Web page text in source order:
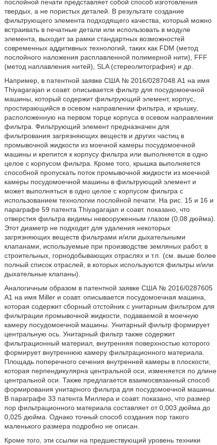
послойной печати представляет собой способ изготовления
твердых, а не пористых деталей. В результате создание
фильтрующего элемента подходящего качества, который можно
встраивать в печатные детали или использовать в модуле
элемента, выходит за рамки стандартных возможностей
современных аддитивных технологий, таких как FDM (метод
послойного наложения расплавленной полимерной нити), FFF
(метод наплавления нитей), SLA (стереолитография) и др.
Например, в патентной заявке США № 2016/0287048 A1 на имя
Thiyagarajan и соавт. описывается фильтр для посудомоечной
машины, который содержит фильтрующий элемент, корпус,
простирающийся в осевом направлении фильтра, и крышку,
расположенную на первом торце корпуса в осевом направлении
фильтра. Фильтрующий элемент предназначен для
фильтрования загрязняющих веществ и других частиц в
промывочной жидкости из моечной камеры посудомоечной
машины и крепится к корпусу фильтра или выполняется в одно
целое с корпусом фильтра. Кроме того, крышка выполняется
способной пропускать поток промывочной жидкости из моечной
камеры посудомоечной машины в фильтрующий элемент и
может выполняться в одно целое с корпусом фильтра с
использованием технологии послойной печати. На рис. 15 и 16 и
параграфе 59 патента Thiyagarajan и соавт. показано, что
отверстия фильтра видимы невооруженным глазом (0,08 дюйма).
Этот диаметр не подходит для удаления некоторых
загрязняющих веществ фильтрами и/или дыхательными
клапанами, используемые при производстве земляных работ, в
строительных, горнодобывающих отраслях и т.п. (см. выше более
полный список отраслей, в которых используются фильтры и/или
дыхательные клапаны).
Аналогичным образом в патентной заявке США № 2016/0287605
A1 на имя Miller и соавт. описывается посудомоечная машина,
которая содержит сборный отстойник с унитарным фильтром для
фильтрации промывочной жидкости, подаваемой в моечную
камеру посудомоечной машины. Унитарный фильтр формирует
центральную ось. Унитарный фильтр также содержит
фильтрационный материал, внутренняя поверхностью которого
формирует внутреннюю камеру фильтрационного материала.
Площадь поперечного сечения внутренней камеры в плоскости,
которая перпендикулярна центральной оси, изменяется по длине
центральной оси. Также предлагается взаимосвязанный способ
формирования унитарного фильтра для посудомоечной машины.
В параграфе 33 патента Миллера и соавт. показано, что размер
пор фильтрационного материала составляет от 0,003 дюйма до
0,025 дюйма. Однако точный способ создания пор такого
маленького размера подробно не описан.
Кроме того, эти ссылки на предшествующий уровень техники